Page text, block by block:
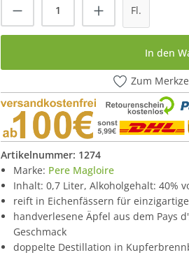
Produkt Anzahl: Gib
Fl.
In den
Zum
Artikelnummer: 1274
Marke: Pere Magloire
Inhalt: 0,7 Liter, Alkoholgehalt: 40%
reift in Eichenfässern für
handverlesene Äpfel aus dem Pays
Geschmack
doppelte Destillation in